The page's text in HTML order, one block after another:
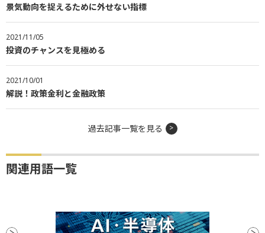
景気動向を捉えるために外せない指標
2021/11/05
投資のチャンスを見極める
2021/10/01
解説！政策金利と金融政策
過去記事一覧を見る
関連用語一覧